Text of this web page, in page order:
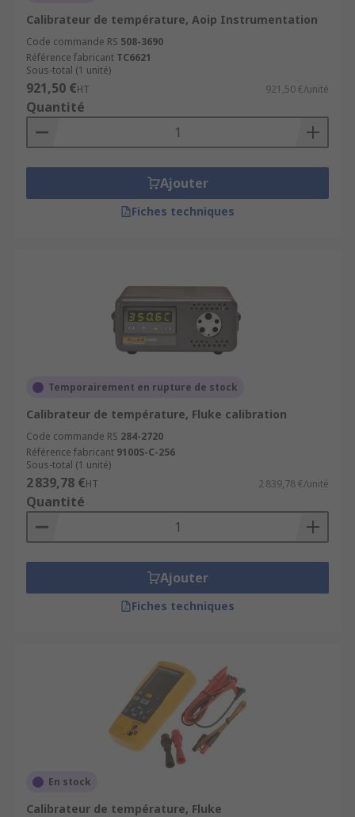
Calibrateur de température, Aoip Instrumentation
Code commande RS 508-3690
Référence fabricant TC6621
Sous-total (1 unité)
921,50 €HT 921,50 €/unité
Quantité
Ajouter
Fiches techniques
Temporairement en rupture de stock
Calibrateur de température, Fluke calibration
Code commande RS 284-2720
Référence fabricant 9100S-C-256
Sous-total (1 unité)
2 839,78 €HT 2 839,78 €/unité
Quantité
Ajouter
Fiches techniques
En stock
Calibrateur de température, Fluke